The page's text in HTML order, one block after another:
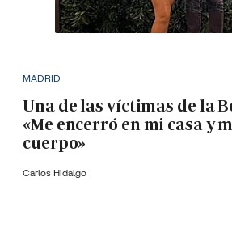
MADRID
Una de las víctimas de la
«Me encerró en mi casa y
cuerpo»
Carlos Hidalgo